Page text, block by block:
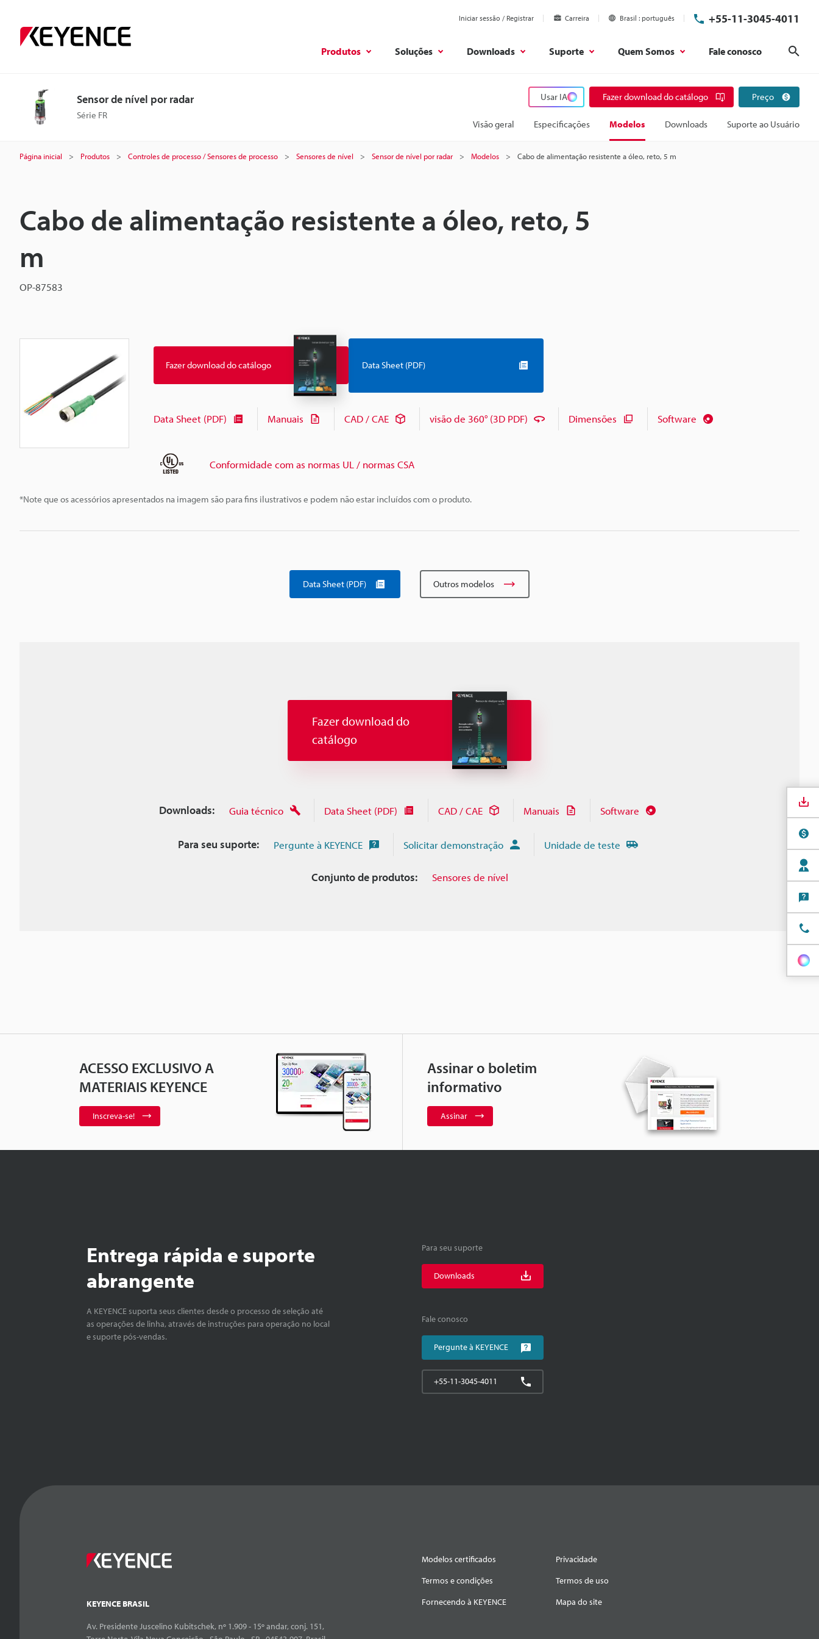
Iniciar sessão / Registrar Carreira Brasil português +55-11-3045-4011
Produtos Soluções Downloads Suporte Quem Somos Fale conosco
Sensor de nível por radar
Série FR
Usar IA Fazer download do catálogo Preço
Visão geral Especificações Modelos Downloads Suporte ao Usuário
Página inicial Produtos Controles de processo / Sensores de processo Sensores de nível Sensor de nível por radar Modelos Cabo de alimentação resistente a óleo, reto, 5 m
Cabo de alimentação resistente a óleo, reto, 5
m
OP-87583
*Note que os acessórios apresentados na imagem são para fins ilustrativos e podem não estar incluídos com o produto.
Fazer download do catálogo Data Sheet (PDF)
Data Sheet (PDF) Manuais CAD / CAE visão de 360° (3D PDF) Dimensões Software
Conformidade com as normas UL / normas CSA
Data Sheet (PDF) Outros modelos
Fazer download do
catálogo
Downloads: Guia técnico Data Sheet (PDF) CAD / CAE Manuais Software
Para seu suporte: Pergunte à KEYENCE Solicitar demonstração Unidade de teste
Conjunto de produtos: Sensores de nível
ACESSO EXCLUSIVO A
MATERIAIS KEYENCE
Inscreva-se!
Assinar o boletim
informativo
Assinar
Entrega rápida e suporte
abrangente
A KEYENCE suporta seus clientes desde o processo de seleção até
as operações de linha, através de instruções para operação no local
e suporte pós-vendas.
Para seu suporte
Downloads
Fale conosco
Pergunte à KEYENCE
+55-11-3045-4011
KEYENCE BRASIL
Av. Presidente Juscelino Kubitschek, nº 1.909 - 15º andar, conj. 151,
Modelos certificados
Privacidade
Termos e condições
Termos de uso
Fornecendo à KEYENCE
Mapa do site